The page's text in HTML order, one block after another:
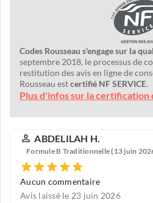
Codes Rousseau s'engage sur la
septembre 2018, le processus de
restitution des avis en ligne de
Rousseau estcertifié NF SERVICE.
Plus d'infos sur la certification
ABDELILAH H.
Formule B Traditionnelle (13 juin
Aucun commentaire
Avis laissé le 23 juin 2026